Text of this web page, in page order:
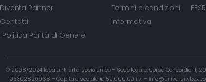
Diventa Partner
Contatti
Politica Parità di Genere
Termini e condizioni
Informativa
© 2008/2024 Idea Link srl a socio unico – Sede legale: Corso Concordia
03302820968 – Capitale sociale € 50.000,00 i.v. –